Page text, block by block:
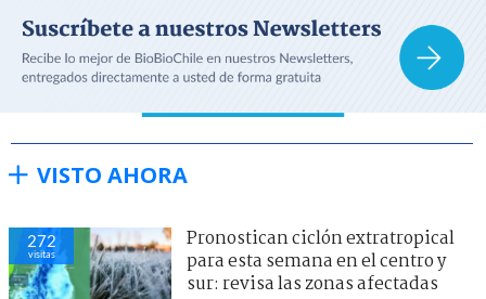
VISTO AHORA
272
visitas
Pronostican ciclón extratropical
para esta semana en el centro y
sur: revisa las zonas afectadas